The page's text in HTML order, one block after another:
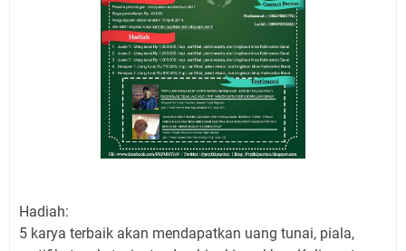
Hadiah:
5 karya terbaik akan mendapatkan uang tunai, piala,